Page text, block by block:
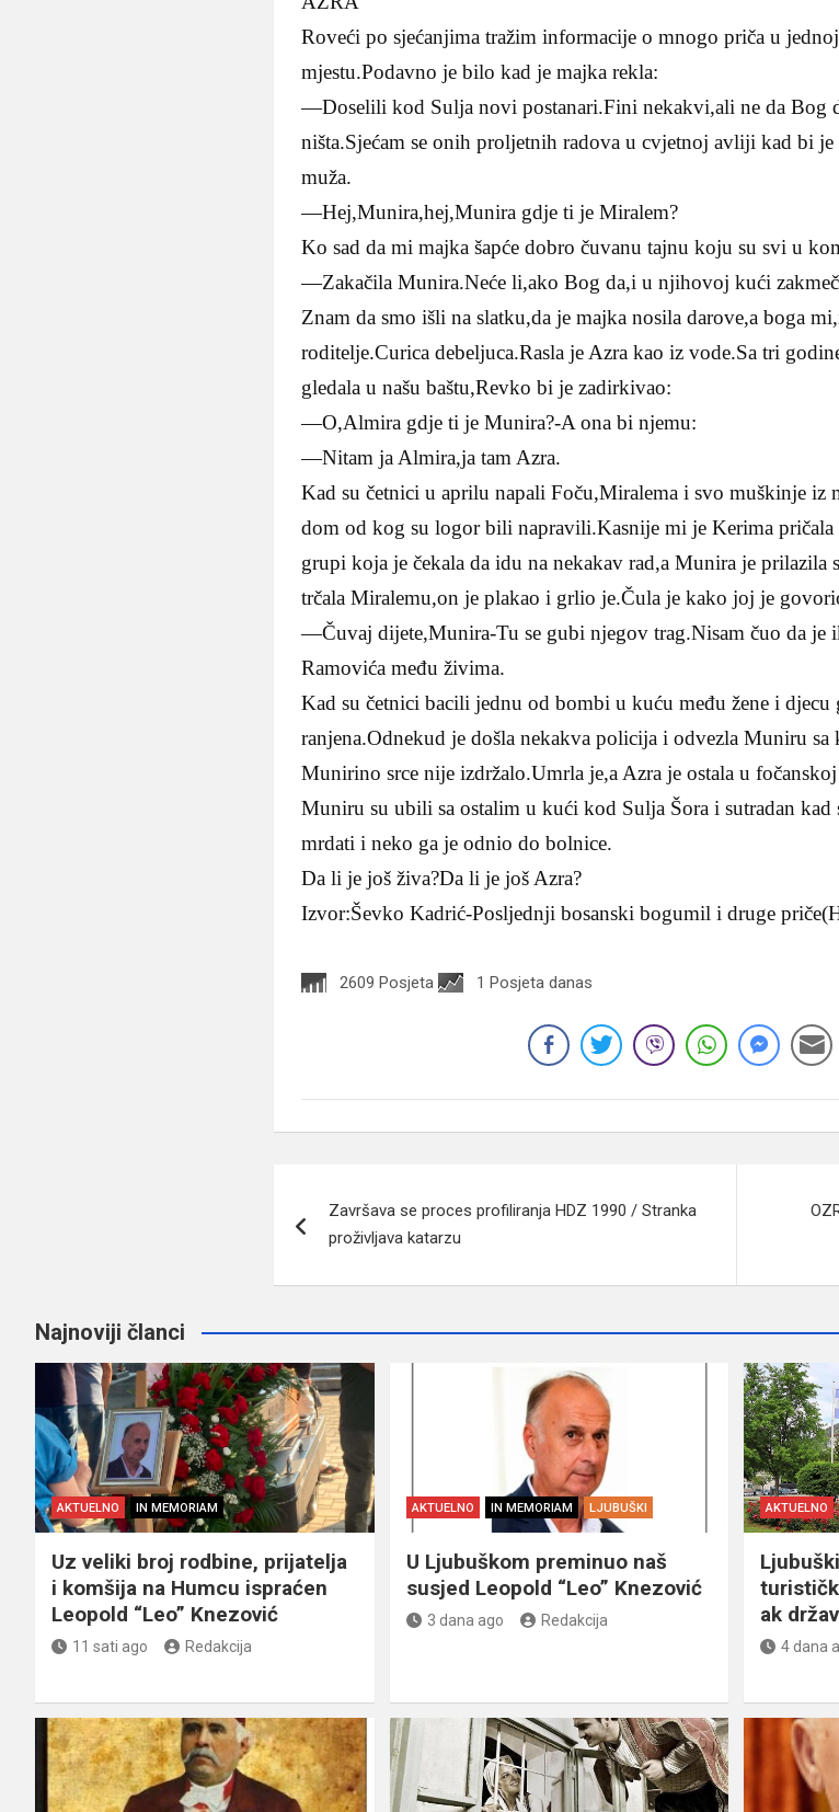
Roveći po sjećanjima tražim informacije o mnogo priča u
mjestu.Podavno je bilo kad je majka rekla:
—Doselili kod Sulja novi postanari.Fini nekakvi,ali ne da Bog
ništa.Sjećam se onih proljetnih radova u cvjetnoj avliji kad bi
muža.
—Hej,Munira,hej,Munira gdje ti je Miralem?
Ko sad da mi majka šapće dobro čuvanu tajnu koju su svi u
—Zakačila Munira.Neće li,ako Bog da,i u njihovoj kući
Znam da smo išli na slatku,da je majka nosila darove,a boga
roditelje.Curica debeljuca.Rasla je Azra kao iz vode.Sa tri
gledala u našu baštu,Revko bi je zadirkivao:
—O,Almira gdje ti je Munira?-A ona bi njemu:
—Nitam ja Almira,ja tam Azra.
Kad su četnici u aprilu napali Foču,Miralema i svo muškinje iz
dom od kog su logor bili napravili.Kasnije mi je Kerima
grupi koja je čekala da idu na nekakav rad,a Munira je prilazila
trčala Miralemu,on je plakao i grlio je.Čula je kako joj je
—Čuvaj dijete,Munira-Tu se gubi njegov trag.Nisam čuo da je
Ramovića među živima.
Kad su četnici bacili jednu od bombi u kuću među žene i
ranjena.Odnekud je došla nekakva policija i odvezla Muniru
Munirino srce nije izdržalo.Umrla je,a Azra je ostala u
Muniru su ubili sa ostalim u kući kod Sulja Šora i sutradan kad
mrdati i neko ga je odnio do bolnice.
Da li je još živa?Da li je još Azra?
Izvor:Ševko Kadrić-Posljednji bosanski bogumil i druge
2609 Posjeta 1 Posjeta danas
članaka
Završava se proces profiliranja HDZ 1990 / Stranka
proživljava katarzu
Najnoviji članci
AKTUELNO IN MEMORIAM
Uz veliki broj rodbine, prijatelja
i komšija na Humcu ispraćen
Leopold “Leo” Knezović
11 sati ago Redakcija
AKTUELNO IN MEMORIAM LJUBUŠKI
U Ljubuškom preminuo naš
susjed Leopold “Leo” Knezović
3 dana ago Redakcija
AKTUELNO
ak
4 dana